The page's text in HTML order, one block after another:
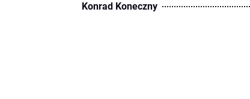
Konrad Koneczny